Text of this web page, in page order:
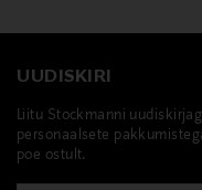
UUDISKIRI
Liitu Stockmanni
personaalsete
poe ostult.